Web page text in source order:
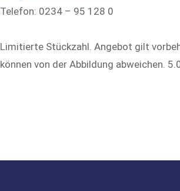
Telefon: 0234 – 95 128 0
Limitierte Stückzahl. Angebot gilt
können von der Abbildung abweichen.